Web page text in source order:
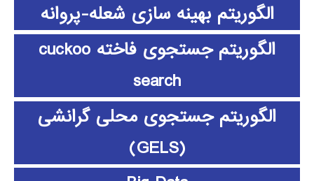
الگوریتم بهینه سازی شعله-پروانه
الگوریتم جستجوی فاخته cuckoo
search
الگوریتم جستجوی محلی گرانشی
(GELS)